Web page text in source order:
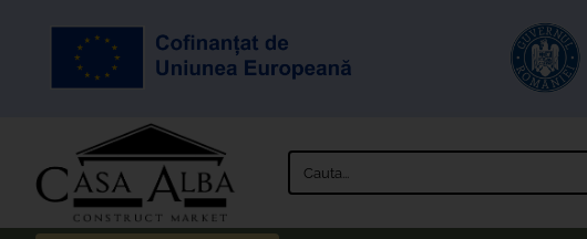
Cauta...